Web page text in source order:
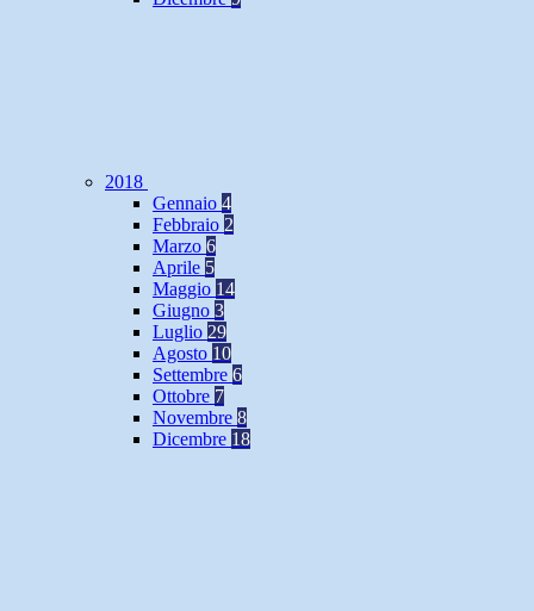
2018
Gennaio 4
Febbraio 2
Marzo 6
Aprile 5
Maggio 14
Giugno 3
Luglio 29
Agosto 10
Settembre 6
Ottobre 7
Novembre 8
Dicembre 18